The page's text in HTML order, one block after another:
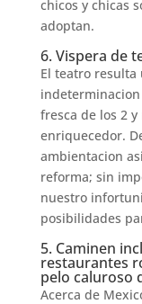
chicos y chicas
adoptan.
6. Vispera de
El teatro
indeterminacion
fresca de los 2
enriquecedor.
ambientacion
reforma; sin
nuestro
posibilidades
5. Caminen
restaurantes
pelo caluroso
Acerca de